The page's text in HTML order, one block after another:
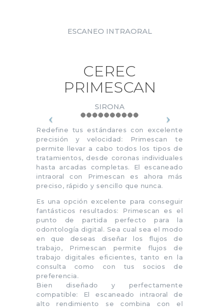
ESCANEO INTRAORAL
CEREC
PRIMESCAN
SIRONA
Redefine tus estándares con excelente
precisión y velocidad: Primescan te
permite llevar a cabo todos los tipos de
tratamientos, desde coronas individuales
hasta arcadas completas. El escaneado
intraoral con Primescan es ahora más
preciso, rápido y sencillo que nunca.
Es una opción excelente para conseguir
fantásticos resultados: Primescan es el
punto de partida perfecto para la
odontología digital. Sea cual sea el modo
en que deseas diseñar los flujos de
trabajo, Primescan permite flujos de
trabajo digitales eficientes, tanto en la
consulta como con tus socios de
preferencia.
Bien diseñado y perfectamente
compatible: El escaneado intraoral de
alto rendimiento se combina con el